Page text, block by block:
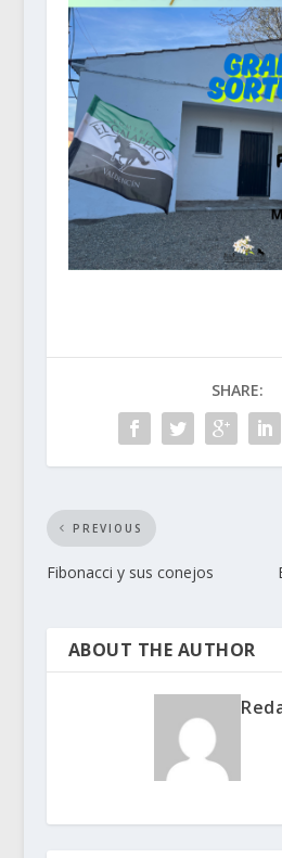
SHARE:
PREVIOUS
Fibonacci y sus conejos
ABOUT THE AUTHOR